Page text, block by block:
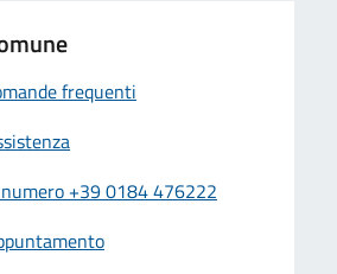
frequenti
+39 0184 476222